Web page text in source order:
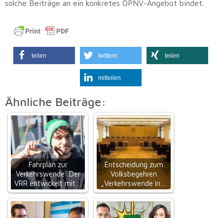
solche Beiträge an ein konkretes ÖPNV-Angebot bindet.
teilen twittern teilen
mitteilen
Ähnliche Beiträge:
Fahrplan zur
Verkehrswende: Der
VRR entwickelt mit…
Entscheidung zum
Volksbegehren
„Verkehrswende in…